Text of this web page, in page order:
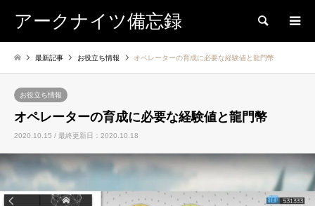
アークナイツ備忘録 検索
最新記事 お役立ち情報 オペレーターの育成に必要な経験値と龍門幣
お役立ち情報
オペレーターの育成に必要な経験値と龍門幣
2020.10.15 / 最終更新日：2020.10.18